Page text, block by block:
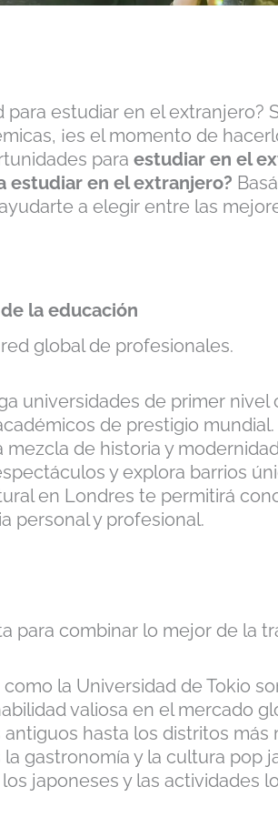
estudiar en el extranjero?
¡es el momento de
paraestudiar en el
estudiar en el extranjero?
a elegir entre las
la educación
global de profesionales.
universidades de primer nivel
de prestigio mundial.
mezcla de historia y
y explora barrios
en Londres te permitirá
personal y profesional.
para combinar lo mejor de la
la Universidad de Tokio
valiosa en el mercado
hasta los distritos
gastronomía y la cultura pop
japoneses y las actividades